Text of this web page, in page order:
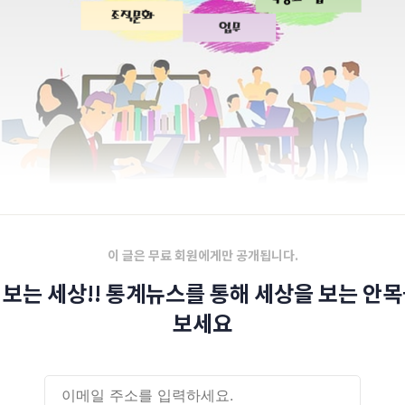
이 글은 무료 회원에게만 공개됩니다.
는 세상!! 통계뉴스를 통해 세상을 보는 안
보세요